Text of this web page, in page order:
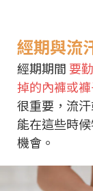
經期與流
經期期間 要
掉的內褲或
很重要，流
能在這些時
機會。